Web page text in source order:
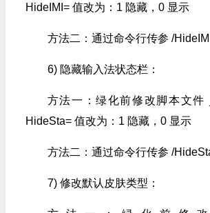
HideIMI= 值改为：1 隐藏，0 显示
方法二：通过命令行传参 /
6) 隐藏输入法状态栏：
方法一：绿化前修改脚本文件
HideSta= 值改为：1 隐藏，0 显示
方法二：通过命令行传参 /
7) 修改默认皮肤类型：